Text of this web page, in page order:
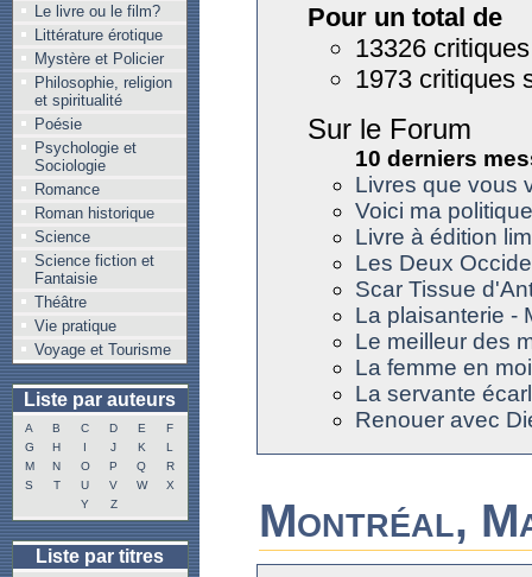
Le livre ou le film?
Littérature érotique
Mystère et Policier
Philosophie, religion
et spiritualité
Poésie
Psychologie et
Sociologie
Romance
Roman historique
Science
Science fiction et
Fantaisie
Théâtre
Vie pratique
Voyage et Tourisme
Liste par auteurs
A B C D E
F
G
H I J K
L
M
N O P Q
R
S
T U V W
X
Y
Z
Liste par titres
Pour un total de
13326
1973 critiques
Sur le Forum
10 derniers
Livres que vous
Voici ma
Livre à édition
Les Deux
Scar Tissue
La plaisanterie -
Le meilleur des
La femme en
La servante
Renouer avec
Montréal,